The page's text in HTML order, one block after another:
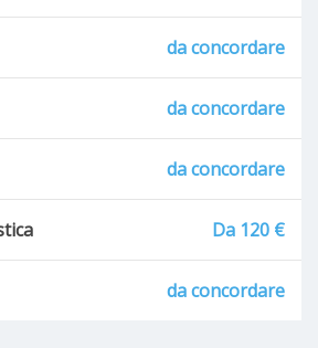
da concordare
da concordare
da concordare
Da 120 €
da concordare